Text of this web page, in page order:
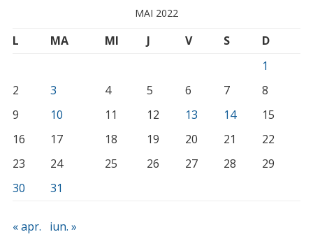
MAI 2022
L MA MI J V S
D
1
2
3 4 5 6 7
8
9
10 11 12 13 14
15
16
17 18 19 20 21
22
23
24 25 26 27 28
29
30
31
« apr. iun. »